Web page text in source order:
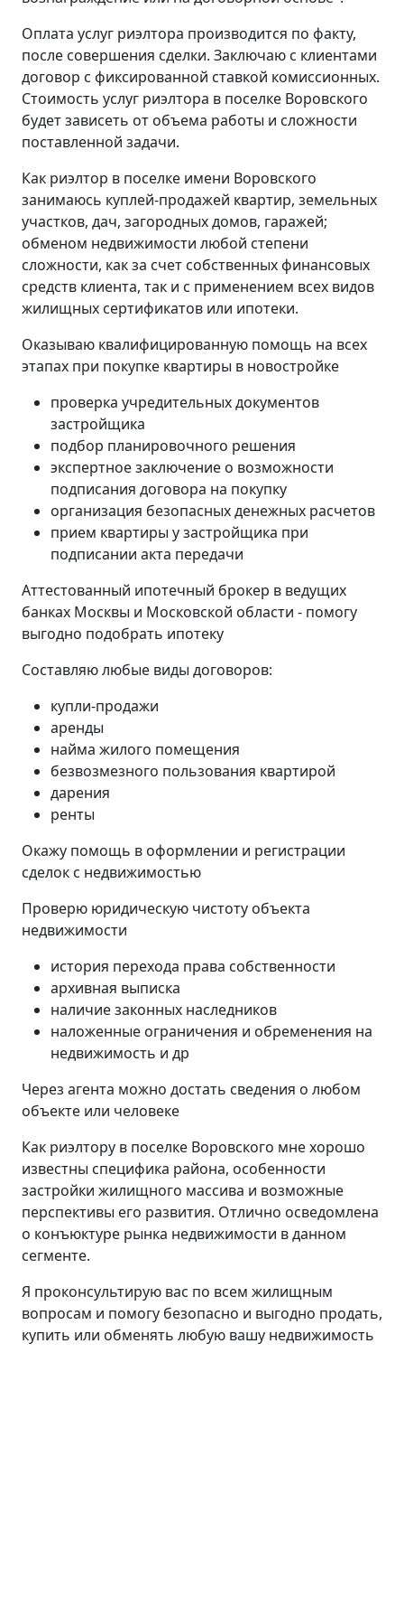
Оплата услуг риэлтора производится по факту,
после совершения сделки. Заключаю с клиентами
договор с фиксированной ставкой комиссионных.
Стоимость услуг риэлтора в поселке Воровского
будет зависеть от объема работы и сложности
поставленной задачи.
Как риэлтор в поселке имени Воровского
занимаюсь куплей-продажей квартир, земельных
участков, дач, загородных домов, гаражей;
обменом недвижимости любой степени
сложности, как за счет собственных финансовых
средств клиента, так и с применением всех видов
жилищных сертификатов или ипотеки.
Оказываю квалифицированную помощь на всех
этапах при покупке квартиры в новостройке
проверка учредительных документов
застройщика
подбор планировочного решения
экспертное заключение о возможности
подписания договора на покупку
организация безопасных денежных расчетов
прием квартиры у застройщика при
подписании акта передачи
Аттестованный ипотечный брокер в ведущих
банках Москвы и Московской области - помогу
выгодно подобрать ипотеку
Составляю любые виды договоров:
купли-продажи
аренды
найма жилого помещения
безвозмезного пользования квартирой
дарения
ренты
Окажу помощь в оформлении и регистрации
сделок с недвижимостью
Проверю юридическую чистоту объекта
недвижимости
история перехода права собственности
архивная выписка
наличие законных наследников
наложенные ограничения и обременения на
недвижимость и др
Через агента можно достать сведения о любом
объекте или человеке
Как риэлтору в поселке Воровского мне хорошо
известны специфика района, особенности
застройки жилищного массива и возможные
перспективы его развития. Отлично осведомлена
о конъюктуре рынка недвижимости в данном
сегменте.
Я проконсультирую вас по всем жилищным
вопросам и помогу безопасно и выгодно продать,
купить или обменять любую вашу недвижимость